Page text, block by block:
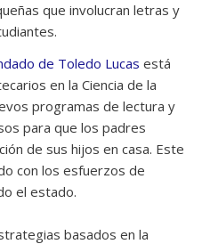
que involucran letras y
de Toledo Lucas está
en la Ciencia de la
programas de lectura y
para que los padres
de sus hijos en casa. Este
con los esfuerzos de
el estado.
basados en la